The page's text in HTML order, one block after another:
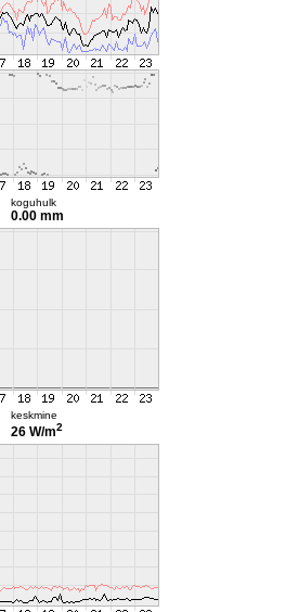
koguhulk
0.00 mm
keskmine
26 W/m2